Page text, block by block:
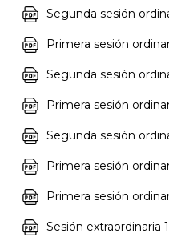
Segunda sesión
Primera sesión
Segunda sesión
Primera sesión
Segunda sesión
Primera sesión
Primera sesión
Sesión extraordinaria